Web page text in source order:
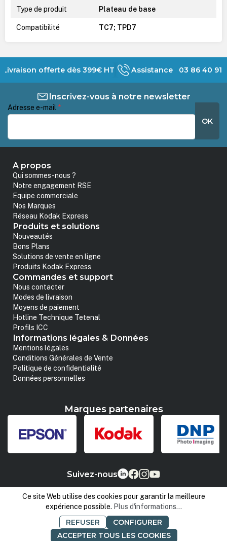
Type de produit Plateau de base
Compatibilité TC7; TPD7
Livraison offerte dès 399€ HT Assistance 03 86 40 91
Inscrivez-vous à notre newsletter
Adresse e-mail *
OK
A propos
Qui sommes-nous ?
Notre engagement RSE
Equipe commerciale
Nos Marques
Réseau Kodak Express
Produits et solutions
Nouveautés
Bons Plans
Solutions de vente en ligne
Produits Kodak Express
Commandes et support
Nous contacter
Modes de livraison
Moyens de paiement
Hotline Technique Tetenal
Profils ICC
Informations légales & Données
Mentions légales
Conditions Générales de Vente
Politique de confidentialité
Données personnelles
Marques partenaires
Suivez-nous
Ce site Web utilise des cookies pour garantir la meilleure
expérience possible. Plus d'informations...
REFUSER
CONFIGURER
ACCEPTER TOUS LES COOKIES